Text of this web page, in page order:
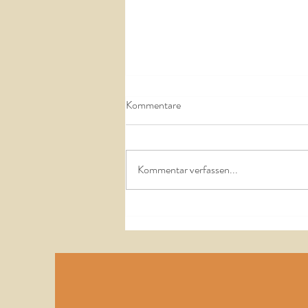
Gem à Sainte-Marie-aux-Mines
Kommentare
Kommentar verfassen...